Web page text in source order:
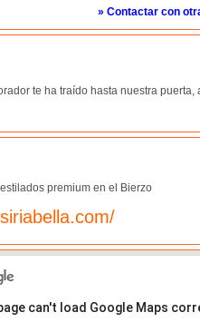
» Contactar con
te ha traído hasta nuestra puerta,
premium en el Bierzo